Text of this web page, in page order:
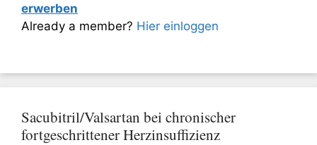
erwerben
Already a member? Hier einloggen
Sacubitril/Valsartan bei chronischer
fortgeschrittener Herzinsuffizienz